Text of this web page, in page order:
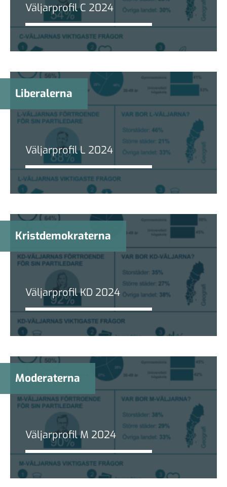
Väljarprofil C 2024
Liberalerna
Väljarprofil L 2024
Kristdemokraterna
Väljarprofil KD 2024
Moderaterna
Väljarprofil M 2024